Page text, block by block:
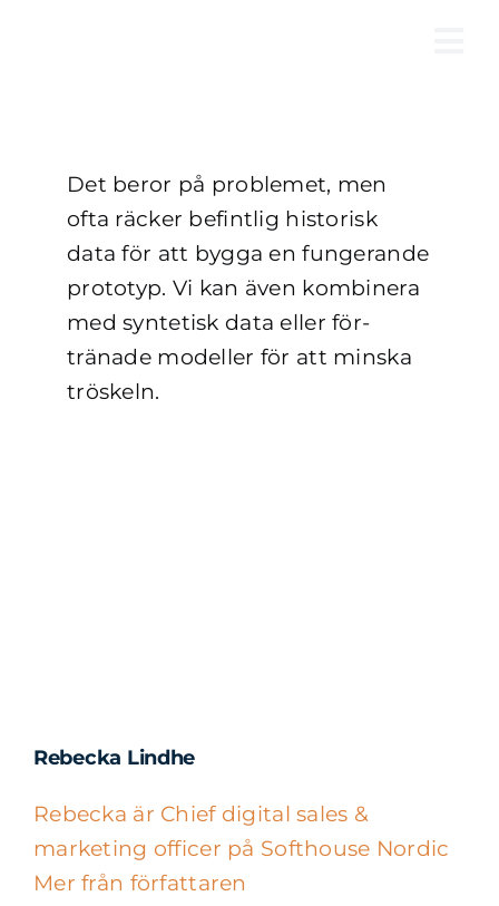
Det beror på problemet, men
ofta räcker befintlig historisk
data för att bygga en fungerande
prototyp. Vi kan även kombinera
med syntetisk data eller för-
tränade modeller för att minska
tröskeln.
Rebecka Lindhe
Rebecka är Chief digital sales &
marketing officer på Softhouse Nordic
Mer från författaren